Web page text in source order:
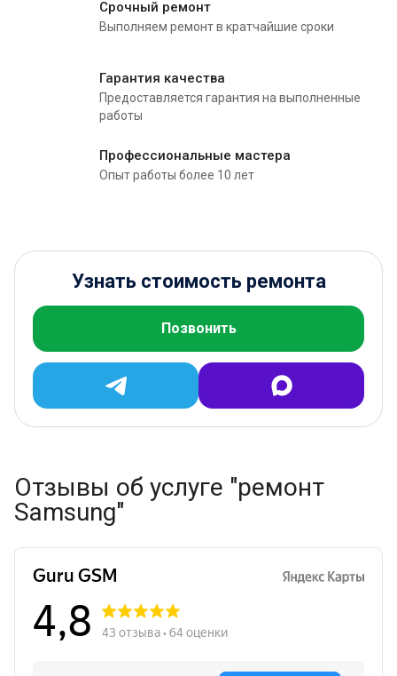
Срочный ремонт
Выполняем ремонт в кратчайшие сроки
Гарантия качества
Предоставляется гарантия на выполненные
работы
Профессиональные мастера
Опыт работы более 10 лет
Узнать стоимость ремонта
Позвонить
Отзывы об услуге "ремонт
Samsung"